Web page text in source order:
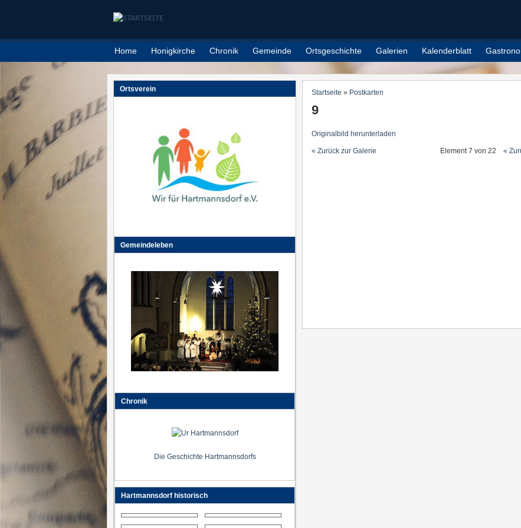
Home Honigkirche Chronik Gemeinde Ortsgeschichte Galerien Kalenderblatt
Sie sind hier
Startseite » Postkarten
9
Originalbild herunterladen
« Zurück zur Galerie Element 7 von 22 «
Ortsverein
Gemeindeleben
Chronik
Die Geschichte Hartmannsdorfs
Hartmannsdorf historisch